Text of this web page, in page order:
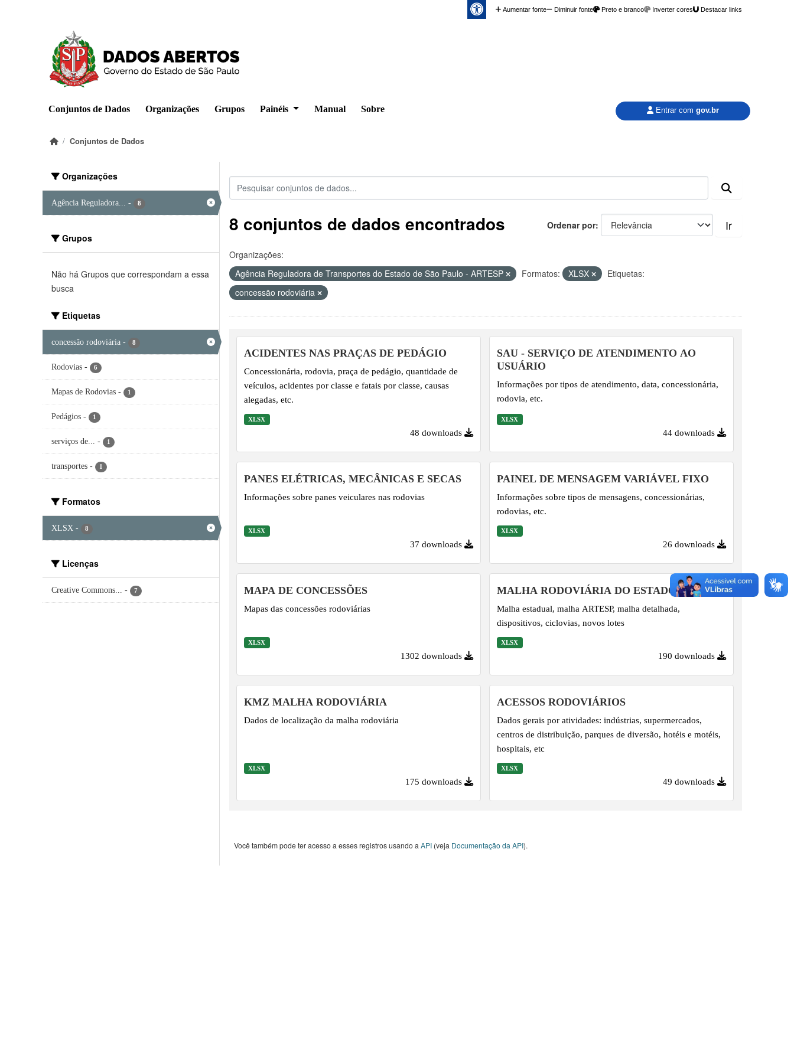
Aumentar fonte Diminuir fonte Preto e branco Inverter cores Destacar links
Conjuntos de Dados Organizações Grupos Painéis Manual Sobre Entrar com gov.br
Conjuntos de Dados
Organizações
Agência Reguladora... - 8
Grupos
Não há Grupos que correspondam a essa
busca
Etiquetas
concessão rodoviária - 8
Rodovias - 6
Mapas de Rodovias - 1
Pedágios - 1
serviços de... - 1
transportes - 1
Formatos
XLSX - 8
Licenças
Creative Commons... - 7
Ordenar por Ir
8 conjuntos de dados encontrados
Organizações:
Agência Reguladora de Transportes do Estado de São Paulo - ARTESP
Formatos: XLSX
Etiquetas:
concessão rodoviária
ACIDENTES NAS PRAÇAS DE PEDÁGIO
Concessionária, rodovia, praça de pedágio, quantidade de
veículos, acidentes por classe e fatais por classe, causas
alegadas, etc.
XLSX
48 downloads
SAU - SERVIÇO DE ATENDIMENTO AO
USUÁRIO
Informações por tipos de atendimento, data, concessionária,
rodovia, etc.
XLSX
44 downloads
PANES ELÉTRICAS, MECÂNICAS E SECAS
Informações sobre panes veiculares nas rodovias
XLSX
37 downloads
PAINEL DE MENSAGEM VARIÁVEL FIXO
Informações sobre tipos de mensagens, concessionárias,
rodovias, etc.
XLSX
26 downloads
MAPA DE CONCESSÕES
Mapas das concessões rodoviárias
XLSX
1302 downloads
MALHA RODOVIÁRIA DO ESTADO DE SP
Malha estadual, malha ARTESP, malha detalhada,
dispositivos, ciclovias, novos lotes
XLSX
190 downloads
KMZ MALHA RODOVIÁRIA
Dados de localização da malha rodoviária
XLSX
175 downloads
ACESSOS RODOVIÁRIOS
Dados gerais por atividades: indústrias, supermercados,
centros de distribuição, parques de diversão, hotéis e motéis,
hospitais, etc
XLSX
49 downloads
Você também pode ter acesso a esses registros usando a API (veja Documentação da API).